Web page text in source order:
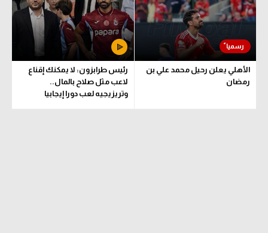
الأهلي يعلن رحيل محمد علي بن
رمضان
رئيس طرابزون: لا يمكنك إقناع
لاعب مثل صلاح بالمال..
وتريزيجيه لعب دورا إيجابيا